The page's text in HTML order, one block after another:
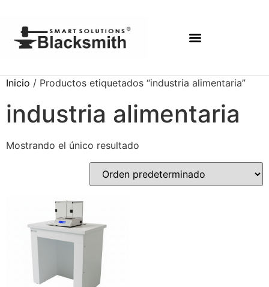
Inicio / Productos etiquetados “industria alimentaria”
industria alimentaria
Mostrando el único resultado